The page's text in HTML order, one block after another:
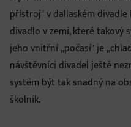
přístroj" v dallaském
divadlo v zemi, které takový
jeho vnitřní „počasí" je
návštěvníci divadel ještě
systém být tak snadný na
školník.